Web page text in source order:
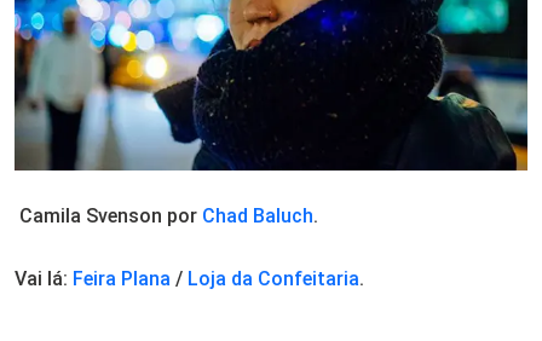
Camila Svenson por Chad Baluch.
Vai lá: Feira Plana / Loja da Confeitaria.